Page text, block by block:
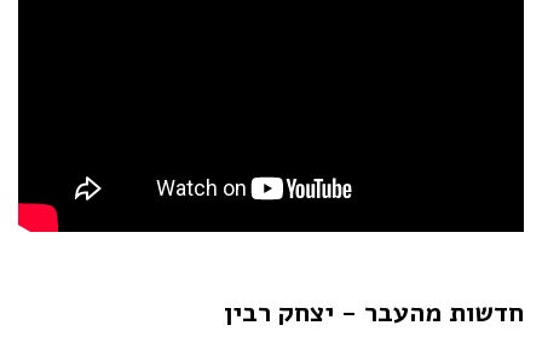
חדשות מהעבר - יצחק רבין